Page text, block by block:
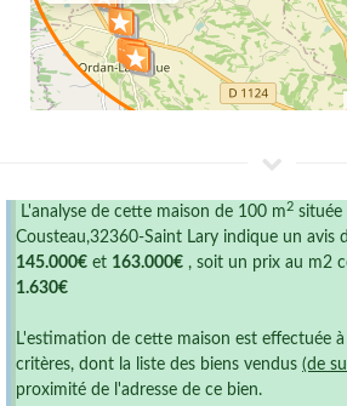
L'analyse de cette maison de 100 m 2 située
Cousteau,32360-Saint Lary indique un avis
145.000€ et 163.000€ , soit un prix au m2
1.630€
L'estimation de cette maison est effectuée
critères, dont la liste des biens vendus (de
proximité de l'adresse de ce bien.